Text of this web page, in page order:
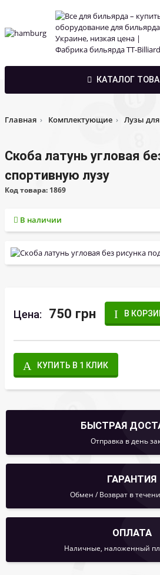
КАТАЛОГ
Главная Комплектующие Лузы
Скоба латунь угловая
спортивную лузу
Код товара: 1869
В наличии
Цена: 750 грн В
КУПИТЬ В 1 КЛИК
БЫСТРАЯ
Отправка в день
ГАРАНТИЯ
Обмен / Возврат в
ОПЛАТА
Наличные, наложенный